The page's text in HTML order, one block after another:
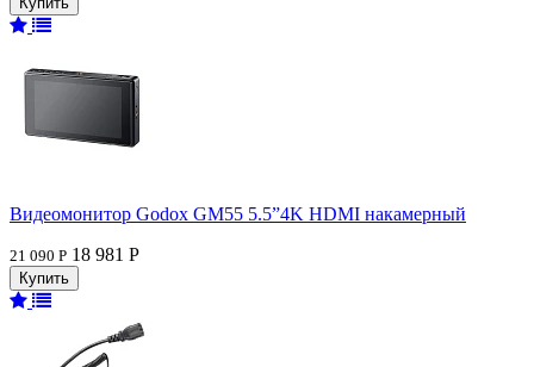
Видеомонитор Godox GM55 5.5”4K HDMI накамерный
21 090 Р 18 981 Р